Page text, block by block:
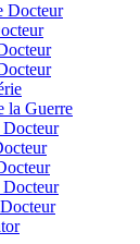
Docteur
la Guerre